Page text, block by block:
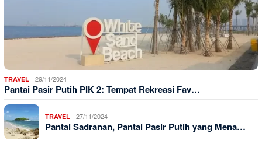
TRAVEL 29/11/2024
Pantai Pasir Putih PIK 2: Tempat Rekreasi Fav…
TRAVEL 27/11/2024
Pantai Sadranan, Pantai Pasir Putih yang Mena…